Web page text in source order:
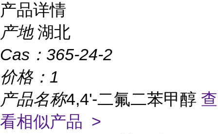
产品详情
产地 湖北
Cas： 365-24-2
价格： 1
产品名称4,4'-二氟二苯甲醇 查
看相似产品 >